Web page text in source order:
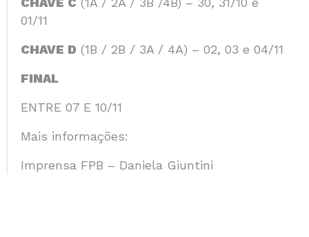
01/11
CHAVE D (1B / 2B / 3A / 4A) – 02, 03 e 04/11
FINAL
ENTRE 07 E 10/11
Mais informações:
Imprensa FPB – Daniela Giuntini